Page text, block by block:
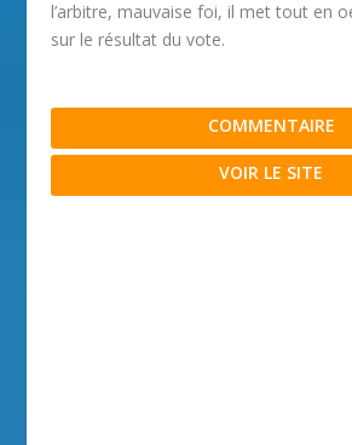
l’arbitre, mauvaise foi, il met tout en
sur le résultat du vote.
COMMENTAIRE
VOIR LE SITE